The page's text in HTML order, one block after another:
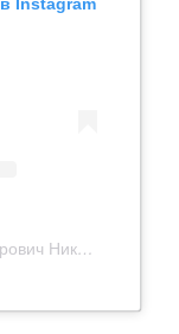
Публикация от Александр Федорович Никошин (@alexander.nikoshin)